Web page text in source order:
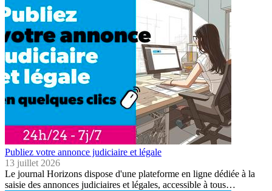
Publiez votre annonce judiciaire et légale
13 juillet 2026
Le journal Horizons dispose d'une plateforme en ligne dédiée à la
saisie des annonces judiciaires et légales, accessible à tous…